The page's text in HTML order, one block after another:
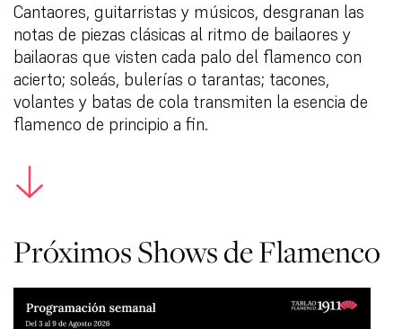
Cantaores, guitarristas y músicos, desgranan las
notas de piezas clásicas al ritmo de bailaores y
bailaoras que visten cada palo del flamenco con
acierto; soleás, bulerías o tarantas; tacones,
volantes y batas de cola transmiten la esencia de
flamenco de principio a fin.
Próximos Shows de Flamenco